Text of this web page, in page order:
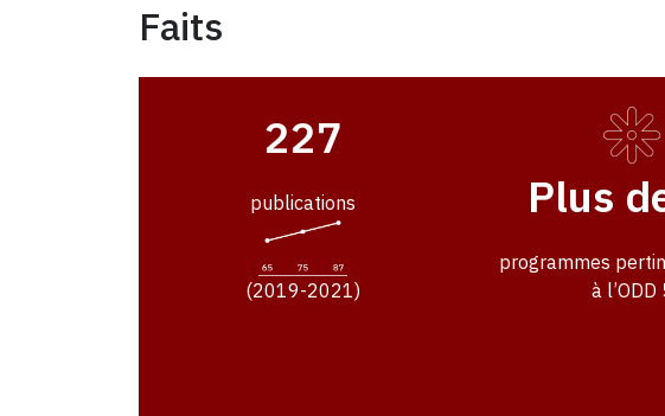
Faits
227
publications
(2019-2021)
Plus
programmes
à l’ODD